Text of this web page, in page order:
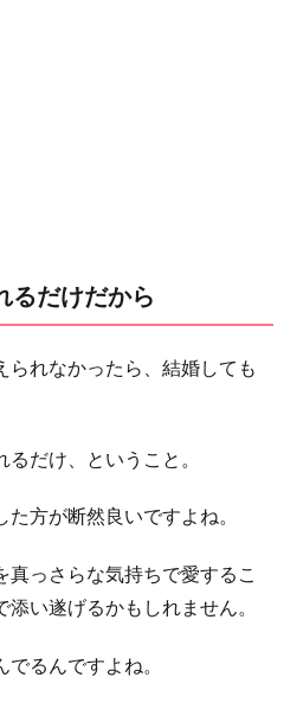
るだけだから
れなかったら、結婚しても
だけ、ということ。
方が断然良いですよね。
っさらな気持ちで愛するこ
い遂げるかもしれません。
るんですよね。